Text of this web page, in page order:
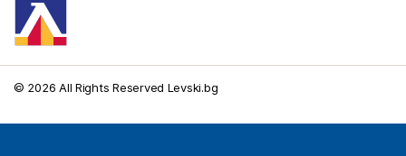
© 2026 All Rights Reserved Levski.bg